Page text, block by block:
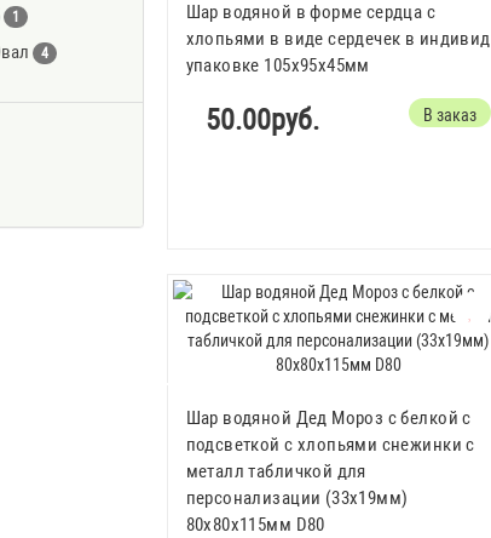
1
4
Шар водяной в форме сердца с
хлопьями в виде сердечек в индивид
упаковке 105x95x45мм
50.00руб. В заказ
Шар водяной Дед Мороз с белкой с
подсветкой с хлопьями снежинки с
металл табличкой для
персонализации (33х19мм)
80x80x115мм D80